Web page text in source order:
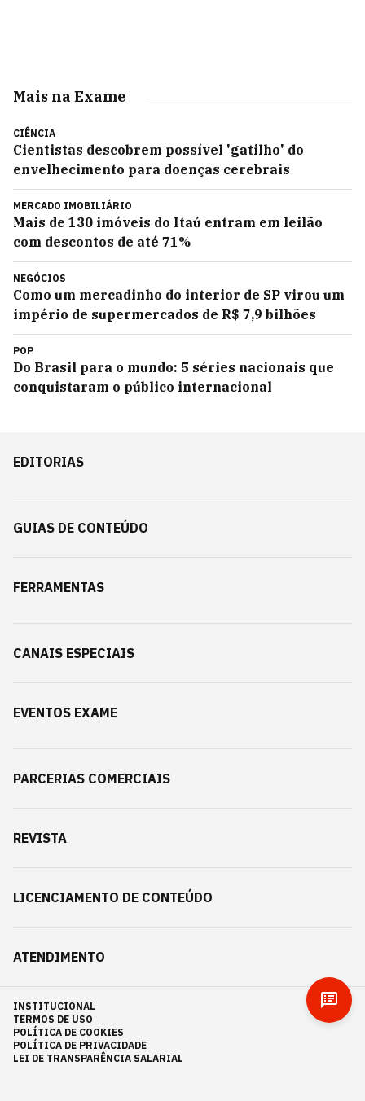
Mais na Exame
CIÊNCIA
Cientistas descobrem possível 'gatilho' do
envelhecimento para doenças cerebrais
MERCADO IMOBILIÁRIO
Mais de 130 imóveis do Itaú entram em leilão
com descontos de até 71%
NEGÓCIOS
Como um mercadinho do interior de SP virou um
império de supermercados de R$ 7,9 bilhões
POP
Do Brasil para o mundo: 5 séries nacionais que
conquistaram o público internacional
EDITORIAS
GUIAS DE CONTEÚDO
FERRAMENTAS
CANAIS ESPECIAIS
EVENTOS EXAME
PARCERIAS COMERCIAIS
REVISTA
LICENCIAMENTO DE CONTEÚDO
ATENDIMENTO
INSTITUCIONAL
TERMOS DE USO
POLÍTICA DE COOKIES
POLÍTICA DE PRIVACIDADE
LEI DE TRANSPARÊNCIA SALARIAL